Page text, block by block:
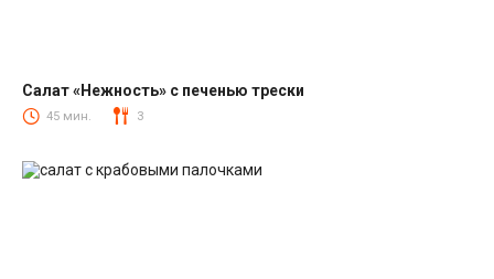
Салаты из печени трески
Салат «Нежность» с печенью трески
45 мин. 3